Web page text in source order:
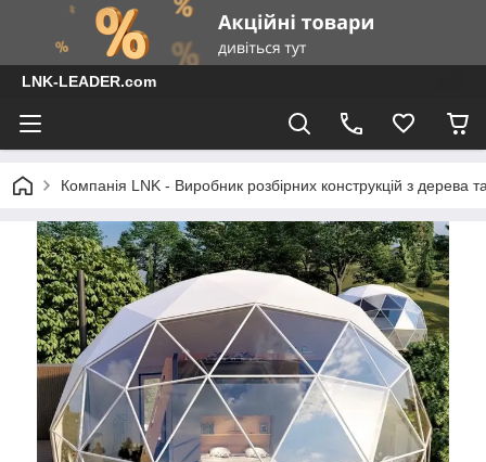
LNK-LEADER.com
Компанія LNK - Виробник розбірних конструкцій з дерева